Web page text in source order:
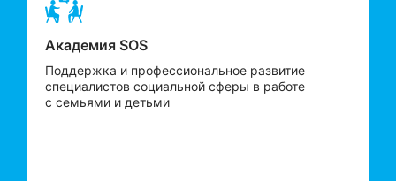
Академия SOS
Поддержка и профессиональное развитие
специалистов социальной сферы в работе
с семьями и детьми